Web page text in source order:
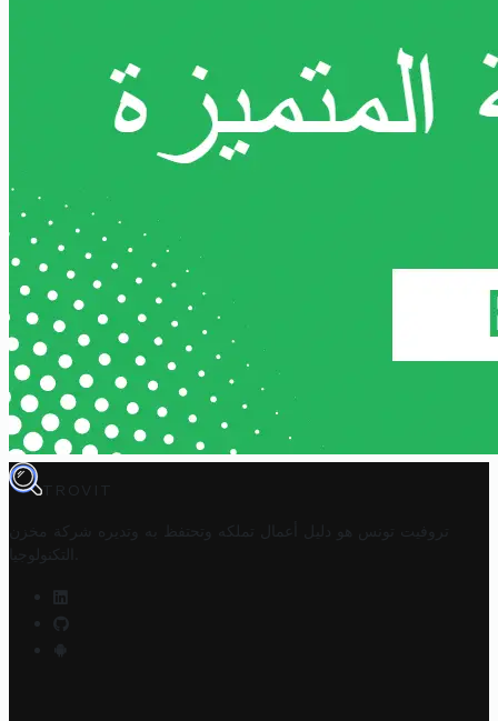
TROVIT
تروفيت تونس هو دليل أعمال تملكه وتحتفظ به وتديره
شركة مخزن
التكنولوجيا